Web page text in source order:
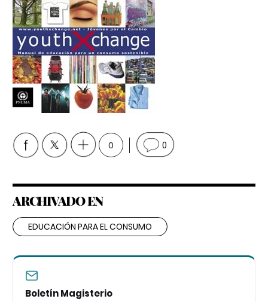
0 0
ARCHIVADO EN
EDUCACIÓN PARA EL CONSUMO
Boletín Magisterio